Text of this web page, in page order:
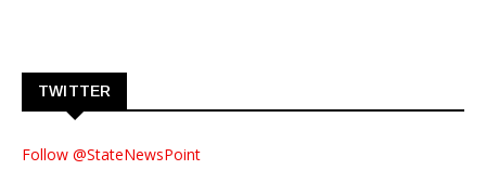
TWITTER
Follow @StateNewsPoint